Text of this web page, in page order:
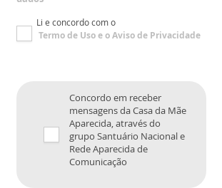
Li e concordo com o
Termo de Usoe oAviso de Privacidade
Concordo em receber
mensagens da Casa da Mãe
Aparecida, através do
grupo Santuário Nacional e
Rede Aparecida de
Comunicação